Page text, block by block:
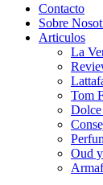
Contacto
Sobre
Articulos
La
Tom
Oud
Armaf